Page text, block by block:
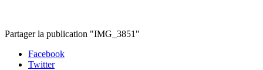
Partager la publication "IMG_3851"
Facebook
Twitter